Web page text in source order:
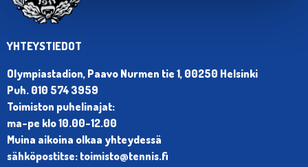
YHTEYSTIEDOT
Olympiastadion, Paavo Nurmen tie 1, 00250 Helsinki
Puh. 010 574 3959
Toimiston puhelinajat:
ma-pe klo 10.00-12.00
Muina aikoina olkaa yhteydessä
sähköpostitse: toimisto@tennis.fi